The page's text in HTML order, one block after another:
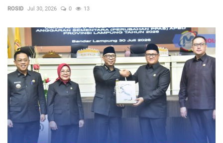
ROSID Jul 30, 2026 0 13